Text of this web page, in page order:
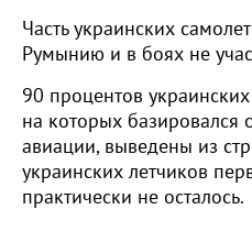
Часть украинских
Румынию и в боях не
90 процентов
на которых базировался
авиации, выведены из
украинских летчиков
практически не осталось.